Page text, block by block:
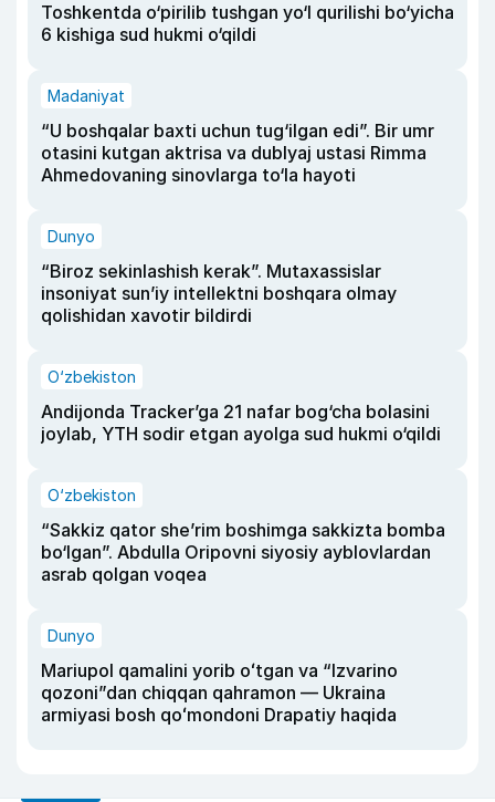
Toshkentda o‘pirilib tushgan yo‘l qurilishi bo‘yicha
6 kishiga sud hukmi o‘qildi
Madaniyat
“U boshqalar baxti uchun tug‘ilgan edi”. Bir umr
otasini kutgan aktrisa va dublyaj ustasi Rimma
Ahmedovaning sinovlarga to‘la hayoti
Dunyo
“Biroz sekinlashish kerak”. Mutaxassislar
insoniyat sun’iy intellektni boshqara olmay
qolishidan xavotir bildirdi
O‘zbekiston
Andijonda Tracker’ga 21 nafar bog‘cha bolasini
joylab, YTH sodir etgan ayolga sud hukmi o‘qildi
O‘zbekiston
“Sakkiz qator she’rim boshimga sakkizta bomba
bo‘lgan”. Abdulla Oripovni siyosiy ayblovlardan
asrab qolgan voqea
Dunyo
Mariupol qamalini yorib oʻtgan va “Izvarino
qozoni”dan chiqqan qahramon — Ukraina
armiyasi bosh qoʻmondoni Drapatiy haqida